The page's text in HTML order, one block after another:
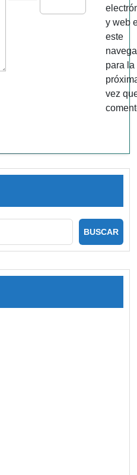
y web
este
para la
vez